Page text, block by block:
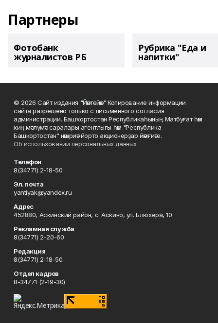
Партнеры
Фотобанк
журналистов РБ
Рубрика "Еда и
напитки"
© 2026 Сайт издания "Йәнтөйәк" Копирование информации
сайта разрешено только с письменного согласия
администрации. Башҡортостан Республикаһының Матбуғат һәм
киң мәғлүмәт саралары агентлығы һәм "Республика
Башкортостан" нәшриәт йорто акционерҙар йәмғиәте.
Об использовании персональных данных
Телефон
8(34771) 2-18-50
Эл. почта
yantiyak@yandex.ru
Адрес
452880, Аскинский район, с. Аскино, ул. Блюхера, 10
Рекламная служба
8(34771) 2-20-60
Редакция
8(34771) 2-18-50
Отдел кадров
8-34771 (2-19-30)